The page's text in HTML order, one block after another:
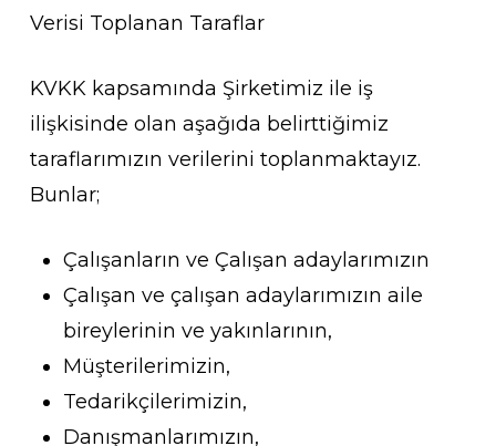
Verisi Toplanan Taraflar
KVKK kapsamında Şirketimiz ile iş
ilişkisinde olan aşağıda belirttiğimiz
taraflarımızın verilerini toplanmaktayız.
Bunlar;
Çalışanların ve Çalışan adaylarımızın
Çalışan ve çalışan adaylarımızın aile
bireylerinin ve yakınlarının,
Müşterilerimizin,
Tedarikçilerimizin,
Danışmanlarımızın,